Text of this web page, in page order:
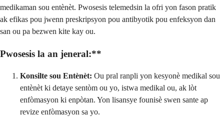
medikaman sou entènèt. Pwosesis telemedsin la ofri yon fason pratik
ak efikas pou jwenn preskripsyon pou antibyotik pou enfeksyon dan
san ou pa bezwen kite kay ou.
Pwosesis la an jeneral:**
Konsilte sou Entènèt: Ou pral ranpli yon kesyonè medikal sou
entènèt ki detaye sentòm ou yo, istwa medikal ou, ak lòt
enfòmasyon ki enpòtan. Yon lisansye founisè swen sante ap
revize enfòmasyon sa yo.